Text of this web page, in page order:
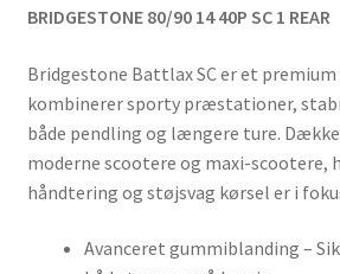
BRIDGESTONE 80/90 14 40P SC 1 REAR
Bridgestone Battlax SC er et
kombinerer sporty præstationer,
både pendling og længere ture.
moderne scootere og maxi-scootere,
håndtering og støjsvag kørsel er i
Avanceret gummiblanding –